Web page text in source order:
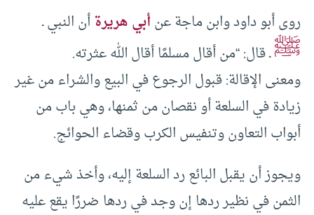
روى أبو داود وابن ماجة عنأبي هريرةأن النبي ـ
ﷺـ قال: “من أقال مسلمًا أقال الله عثرته.
ومعنى الإقالة: قبول الرجوع في البيع والشراء من غير
زيادة في السلعة أو نقصان من ثمنها، وهي باب من
أبواب التعاون وتنفيس الكرب وقضاء الحوائج.
ويجوز أن يقبل البائع رد السلعة إليه، وأخذ شيء من
الثمن في نظير ردها إن وجد في ردها ضررًا يقع عليه